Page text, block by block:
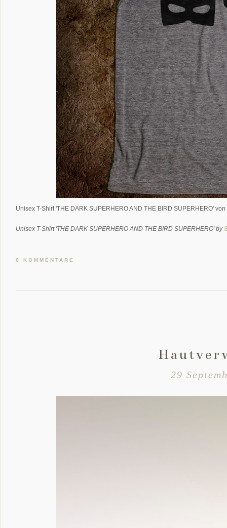
Unisex T-Shirt 'THE DARK SUPERHERO AND THE BIRD SUPERHERO' von
Unisex T-Shirt 'THE DARK SUPERHERO AND THE BIRD SUPERHERO' by
0 KOMMENTARE
29